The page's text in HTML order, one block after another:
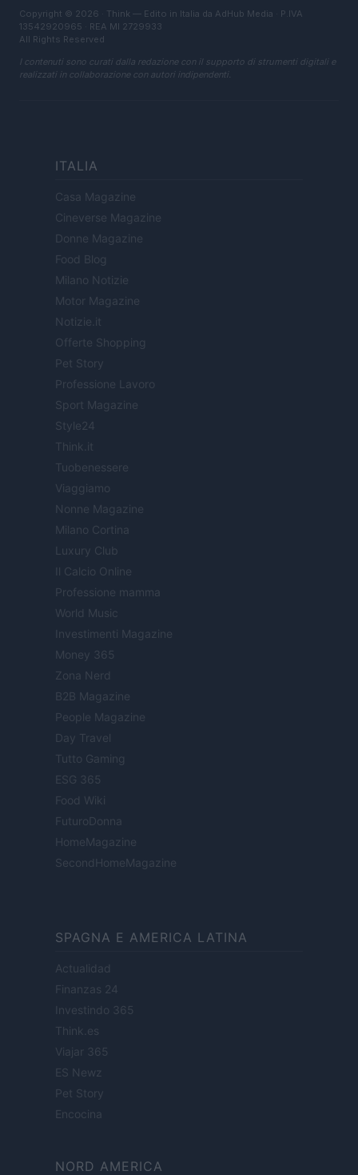
Copyright © 2026 · Think — Edito in Italia da AdHub Media · P.IVA
13542920965 · REA MI 2729933
All Rights Reserved
I contenuti sono curati dalla redazione con il supporto di strumenti digitali e
realizzati in collaborazione con autori indipendenti.
ITALIA
Casa Magazine
Cineverse Magazine
Donne Magazine
Food Blog
Milano Notizie
Motor Magazine
Notizie.it
Offerte Shopping
Pet Story
Professione Lavoro
Sport Magazine
Style24
Think.it
Tuobenessere
Viaggiamo
Nonne Magazine
Milano Cortina
Luxury Club
Il Calcio Online
Professione mamma
World Music
Investimenti Magazine
Money 365
Zona Nerd
B2B Magazine
People Magazine
Day Travel
Tutto Gaming
ESG 365
Food Wiki
FuturoDonna
HomeMagazine
SecondHomeMagazine
SPAGNA E AMERICA LATINA
Actualidad
Finanzas 24
Investindo 365
Think.es
Viajar 365
ES Newz
Pet Story
Encocina
NORD AMERICA